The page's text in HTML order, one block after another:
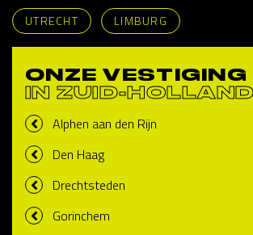
UTRECHT LIMBURG
ONZE VESTIGING
IN ZUID-HOLLAND
Alphen aan den Rijn
Den Haag
Drechtsteden
Gorinchem